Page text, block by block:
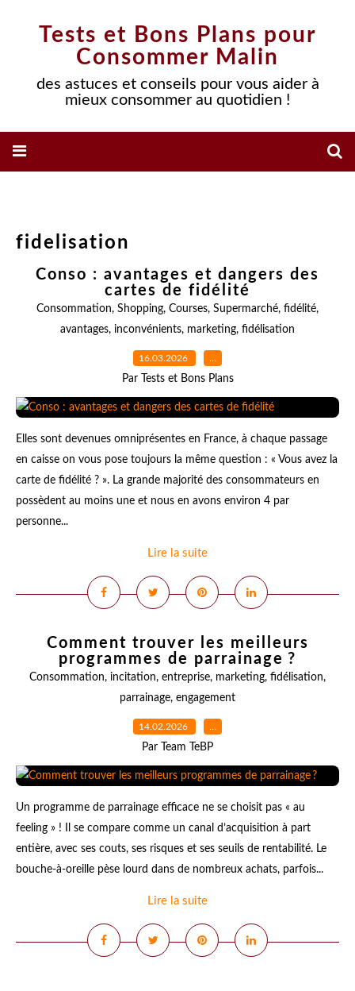
Tests et Bons Plans pour
Consommer Malin
des astuces et conseils pour vous aider à
mieux consommer au quotidien !
fidelisation
Conso : avantages et dangers des
cartes de fidélité
Consommation, Shopping, Courses, Supermarché, fidélité,
avantages, inconvénients, marketing, fidélisation
16.03.2026 …
Par Tests et Bons Plans
Elles sont devenues omniprésentes en France, à chaque passage
en caisse on vous pose toujours la même question : « Vous avez la
carte de fidélité ? ». La grande majorité des consommateurs en
possèdent au moins une et nous en avons environ 4 par
personne...
Lire la suite
Comment trouver les meilleurs
programmes de parrainage ?
Consommation, incitation, entreprise, marketing, fidélisation,
parrainage, engagement
14.02.2026 …
Par Team TeBP
Un programme de parrainage efficace ne se choisit pas « au
feeling » ! Il se compare comme un canal d’acquisition à part
entière, avec ses couts, ses risques et ses seuils de rentabilité. Le
bouche-à-oreille pèse lourd dans de nombreux achats, parfois...
Lire la suite